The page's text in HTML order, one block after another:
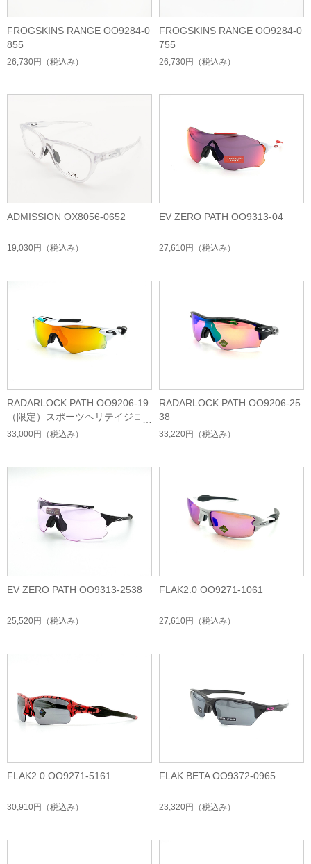
FROGSKINS RANGE OO9284-0
855
26,730円 （税込み）
FROGSKINS RANGE OO9284-0
755
26,730円 （税込み）
ADMISSION OX8056-0652
19,030円 （税込み）
EV ZERO PATH OO9313-04
27,610円 （税込み）
RADARLOCK PATH OO9206-19
（限定）スポーツヘリテイジコ
レクション
33,000円 （税込み）
RADARLOCK PATH OO9206-25
38
33,220円 （税込み）
EV ZERO PATH OO9313-2538
25,520円 （税込み）
FLAK2.0 OO9271-1061
27,610円 （税込み）
FLAK2.0 OO9271-5161
30,910円 （税込み）
FLAK BETA OO9372-0965
23,320円 （税込み）